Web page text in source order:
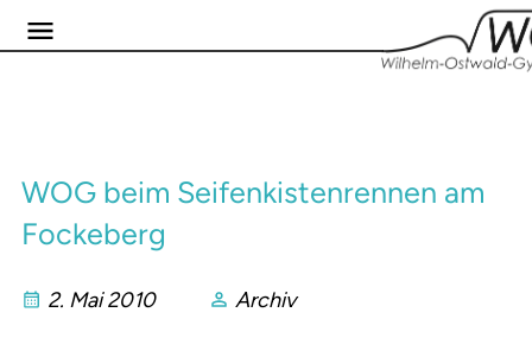
WOG beim Seifenkistenrennen am
Fockeberg
2. Mai 2010 Archiv